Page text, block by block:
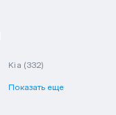
Kia (332)
Показать еще